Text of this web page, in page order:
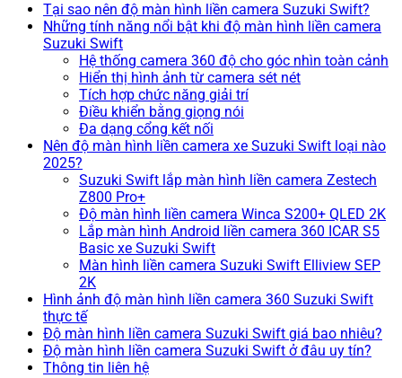
Tại sao nên độ màn hình liền camera Suzuki Swift?
Những tính năng nổi bật khi độ màn hình liền camera
Suzuki Swift
Hệ thống camera 360 độ cho góc nhìn toàn cảnh
Hiển thị hình ảnh từ camera sét nét
Tích hợp chức năng giải trí
Điều khiển bằng giọng nói
Đa dạng cổng kết nối
Nên độ màn hình liền camera xe Suzuki Swift loại nào
2025?
Suzuki Swift lắp màn hình liền camera Zestech
Z800 Pro+
Độ màn hình liền camera Winca S200+ QLED 2K
Lắp màn hình Android liền camera 360 ICAR S5
Basic xe Suzuki Swift
Màn hình liền camera Suzuki Swift Elliview SEP
2K
Hình ảnh độ màn hình liền camera 360 Suzuki Swift
thực tế
Độ màn hình liền camera Suzuki Swift giá bao nhiêu?
Độ màn hình liền camera Suzuki Swift ở đâu uy tín?
Thông tin liên hệ